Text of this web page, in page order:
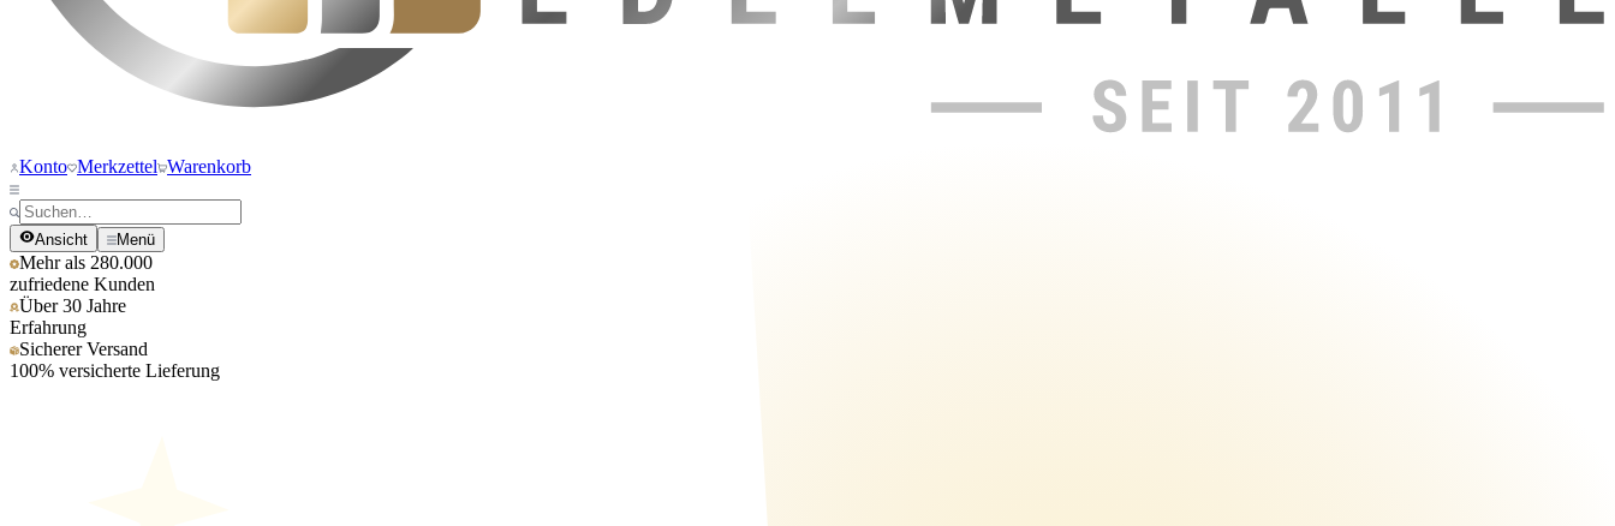
Konto Merkzettel Warenkorb
Ansicht Menü
Mehr als 280.000
zufriedene Kunden
Über 30 Jahre
Erfahrung
Sicherer Versand
100% versicherte Lieferung